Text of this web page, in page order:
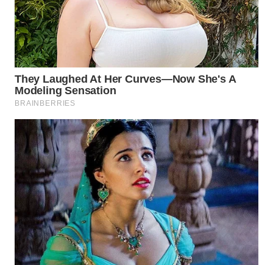
WN
INDRAMAYU
WN
KUNINGAN
WN
MAJALENGKA
WN
SUBANG
WN
SUKABUMI
WN
PURWAKARTA